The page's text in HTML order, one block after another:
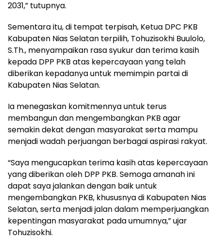
2031,” tutupnya.
Sementara itu, di tempat terpisah, Ketua DPC PKB
Kabupaten Nias Selatan terpilih, Tohuzisokhi Buulolo,
S.Th., menyampaikan rasa syukur dan terima kasih
kepada DPP PKB atas kepercayaan yang telah
diberikan kepadanya untuk memimpin partai di
Kabupaten Nias Selatan.
Ia menegaskan komitmennya untuk terus
membangun dan mengembangkan PKB agar
semakin dekat dengan masyarakat serta mampu
menjadi wadah perjuangan berbagai aspirasi rakyat.
“Saya mengucapkan terima kasih atas kepercayaan
yang diberikan oleh DPP PKB. Semoga amanah ini
dapat saya jalankan dengan baik untuk
mengembangkan PKB, khususnya di Kabupaten Nias
Selatan, serta menjadi jalan dalam memperjuangkan
kepentingan masyarakat pada umumnya,” ujar
Tohuzisokhi.